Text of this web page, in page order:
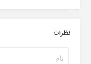
نظرات